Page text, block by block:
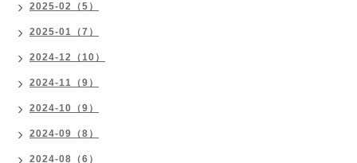
2025-02（5）
2025-01（7）
2024-12（10）
2024-11（9）
2024-10（9）
2024-09（8）
2024-08（6）